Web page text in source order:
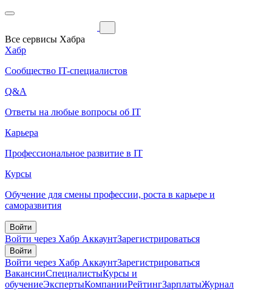
Все сервисы Хабра
Хабр
Сообщество IT-специалистов
Q&A
Ответы на любые вопросы об IT
Карьера
Профессиональное развитие в IT
Курсы
Обучение для смены профессии, роста в карьере и
саморазвития
Войти
Войти через Хабр АккаунтЗарегистрироваться
Войти
Войти через Хабр АккаунтЗарегистрироваться
ВакансииСпециалистыКурсы и
обучениеЭкспертыКомпанииРейтингЗарплатыЖурнал